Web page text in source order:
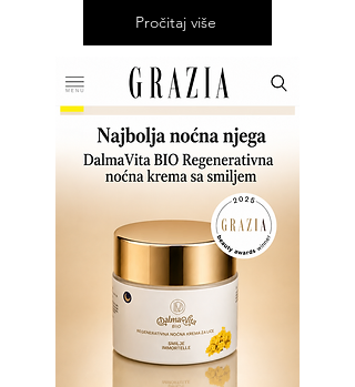
Pročitaj više